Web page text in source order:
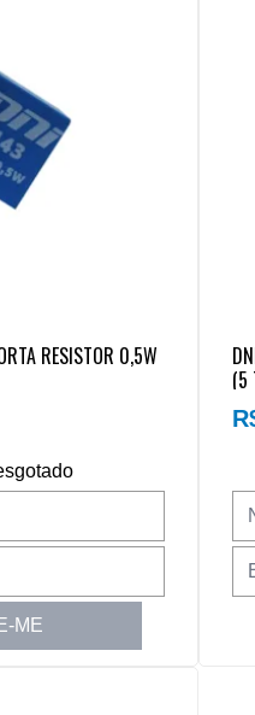
RESISTOR 0,5W
ME
(5